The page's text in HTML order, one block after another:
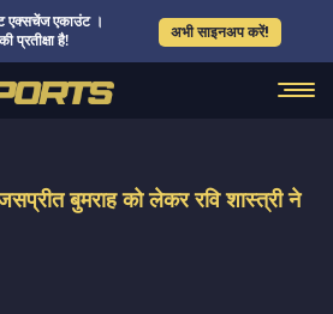
एक्सचेंज एकाउंट ।
प्रतीक्षा है!
अभी साइनअप करें!
बुमराह को लेकर रवि शास्त्री ने